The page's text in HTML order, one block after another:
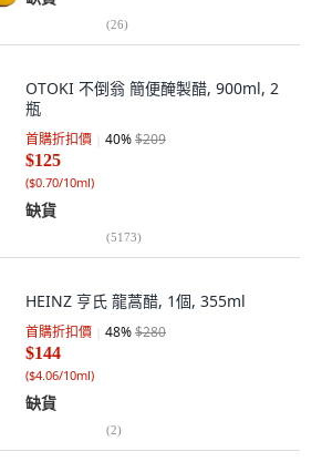
(26)
OTOKI 不倒翁 簡便醃製醋, 900ml, 2
瓶
首購折扣價 40%$209
$125
($0.70/10ml)
缺貨
(5173)
HEINZ 亨氏 龍蒿醋, 1個, 355ml
首購折扣價 48%$280
$144
($4.06/10ml)
缺貨
(2)